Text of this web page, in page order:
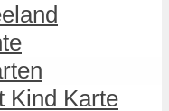
Kind Karte